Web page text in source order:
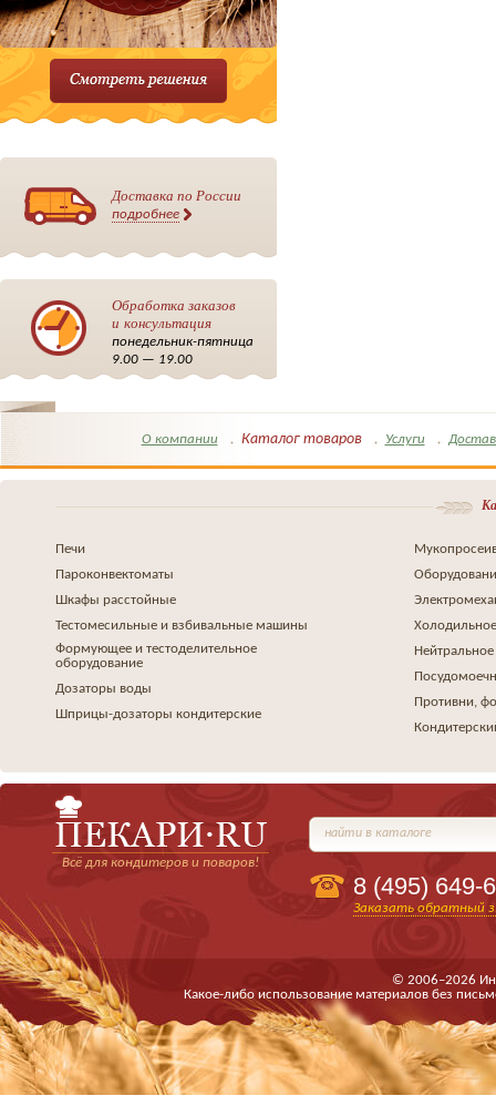
Доставка по России
подробнее
Обработка заказов
и консультация
понедельник-пятница
9.00 — 19.00
О компании Каталог товаров Услуги
Печи
Пароконвектоматы
Шкафы расстойные
Тестомесильные и взбивальные машины
Формующее и тестоделительное
оборудование
Дозаторы воды
Шприцы-дозаторы кондитерские
Противни,
Всё для кондитеров и поваров!
найти в каталоге
8 (495) 649-
Заказать обратный
© 2006–2026
Какое-либо использование материалов без